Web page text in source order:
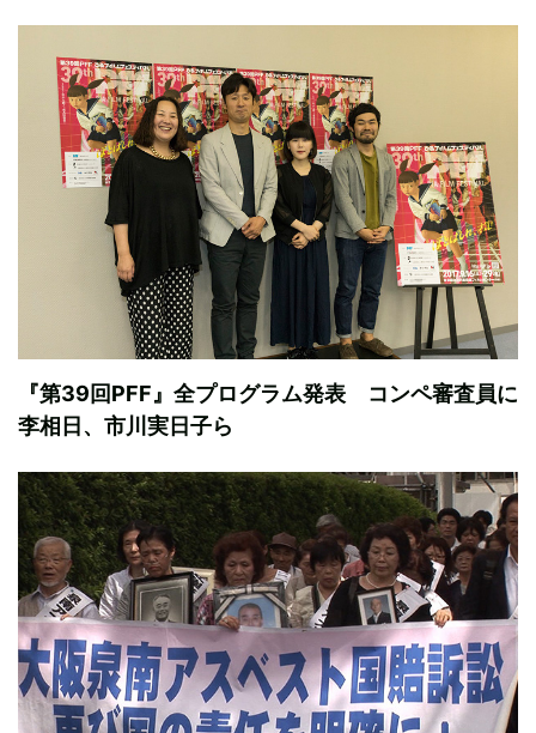
『第39回PFF』全プログラム発表 コンペ審査員に
李相日、市川実日子ら